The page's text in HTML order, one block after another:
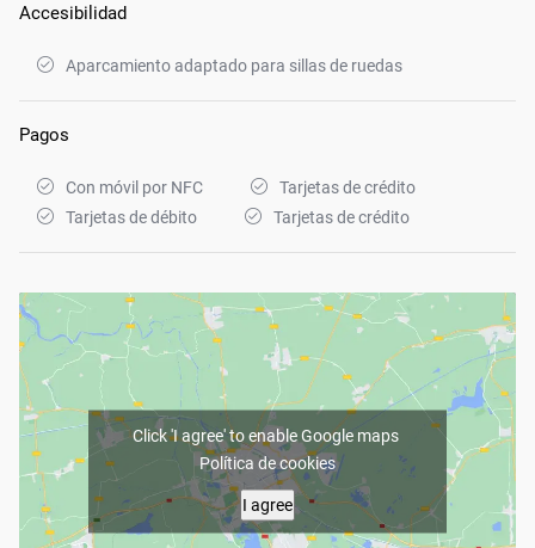
Accesibilidad
Aparcamiento adaptado para sillas de ruedas
Pagos
Con móvil por NFC
Tarjetas de crédito
Tarjetas de débito
Tarjetas de crédito
Click 'I agree' to enable Google maps
Política de cookies
I agree